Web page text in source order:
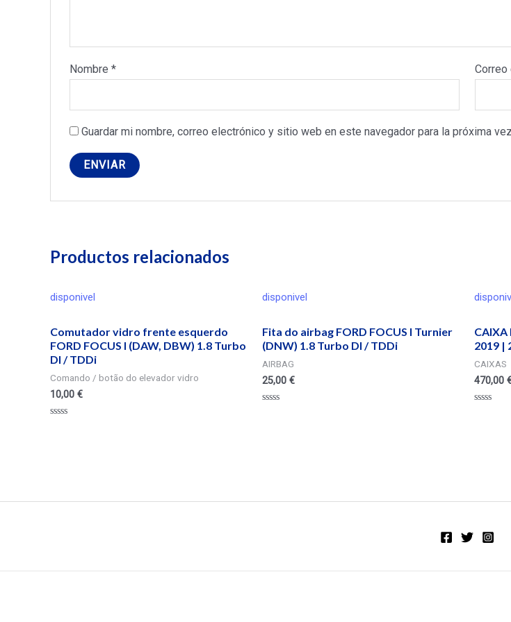
Nombre *
Guardar mi nombre, correo electrónico y sitio web en este navegador para la próxima
Productos relacionados
disponivel
Comutador vidro frente esquerdo
FORD FOCUS I (DAW, DBW) 1.8 Turbo
DI / TDDi
Comando / botão do elevador vidro
10,00 €
disponivel
Fita do airbag FORD FOCUS I Turnier
(DNW) 1.8 Turbo DI / TDDi
AIRBAG
25,00 €
CAIXA
2019 |
CAIXAS
470,00